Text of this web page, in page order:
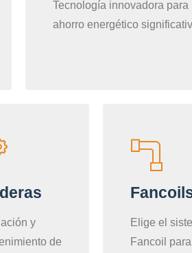
Tecnología innovadora para
ahorro energético
y
de
Elige el
Fancoil